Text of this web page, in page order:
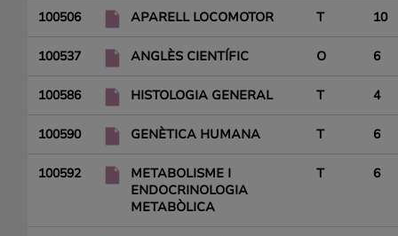
100506 APARELL LOCOMOTOR T 10
100537 ANGLÈS CIENTÍFIC O 6
100586 HISTOLOGIA GENERAL T 4
100590 GENÈTICA HUMANA T 6
100592
METABOLISME I
ENDOCRINOLOGIA
METABÒLICA
T 6